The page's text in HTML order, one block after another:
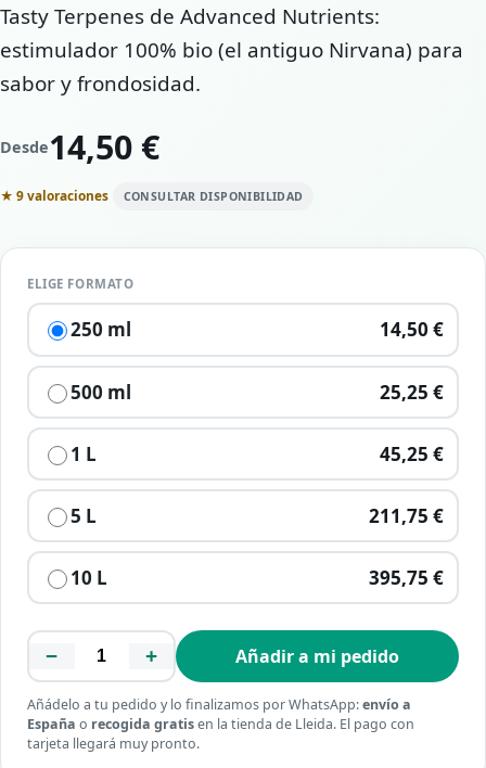
Tasty Terpenes de Advanced Nutrients:
estimulador 100% bio (el antiguo Nirvana) para
sabor y frondosidad.
Desde14,50 €
★ 9 valoraciones CONSULTAR DISPONIBILIDAD
ELIGE FORMATO
250 ml 14,50 €
500 ml 25,25 €
1 L 45,25 €
5 L 211,75 €
10 L 395,75 €
− + Añadir a mi pedido
Añádelo a tu pedido y lo finalizamos por WhatsApp:envío a
España o recogida gratisen la tienda de Lleida. El pago con
tarjeta llegará muy pronto.